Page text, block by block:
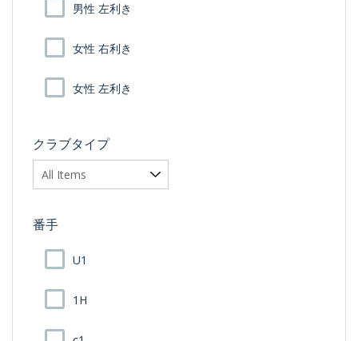
男性 左利き
女性 右利き
女性 左利き
クラブタイプ
番手
U1
1H